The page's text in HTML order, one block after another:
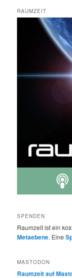
RAUMZEIT
SPENDEN
Raumzeit ist ein
Metaebene. Eine
MASTODON
Raumzeit auf